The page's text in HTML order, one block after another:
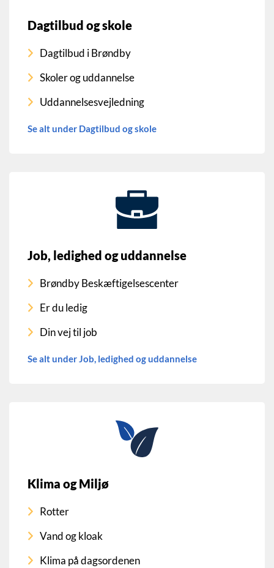
Dagtilbud og skole
Dagtilbud i Brøndby
Skoler og uddannelse
Uddannelsesvejledning
Se alt under Dagtilbud og skole
Job, ledighed og uddannelse
Brøndby Beskæftigelsescenter
Er du ledig
Din vej til job
Se alt under Job, ledighed og uddannelse
Klima og Miljø
Rotter
Vand og kloak
Klima på dagsordenen